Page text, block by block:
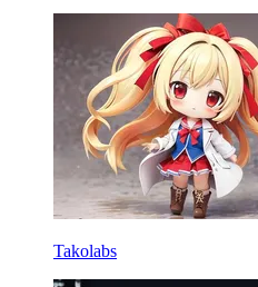
Takolabs